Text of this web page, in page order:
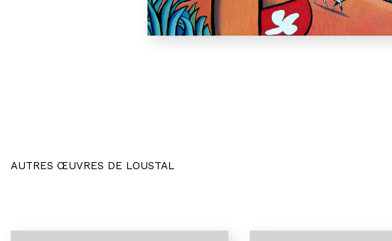
AUTRES ŒUVRES DE LOUSTAL